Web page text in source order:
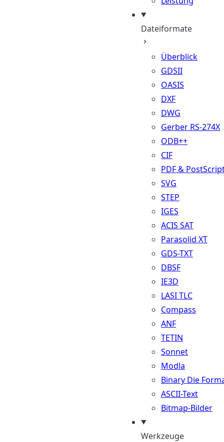
Dateiformate
Überblick
GDSII
OASIS
DXF
DWG
Gerber RS-274X
ODB++
CIF
PDF &
SVG
STEP
IGES
ACIS SAT
Parasolid XT
GDS-TXT
DBSF
IE3D
LASI TLC
Compass
ANF
TETIN
Sonnet
Modla
Binary Die
ASCII-Text
Bitmap-Bilder
Werkzeuge